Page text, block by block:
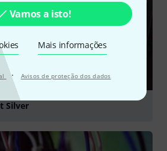
Vamos a isto!
Mais informações
· Avisos de proteção dos dados
Silver